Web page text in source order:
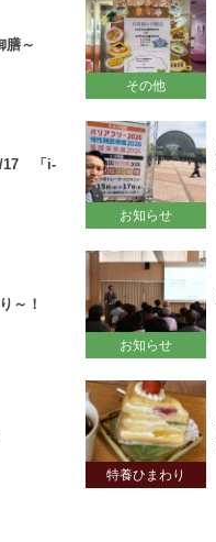
膳～
その他
17 「i-
お知らせ
～！
お知らせ
特養ひまわり